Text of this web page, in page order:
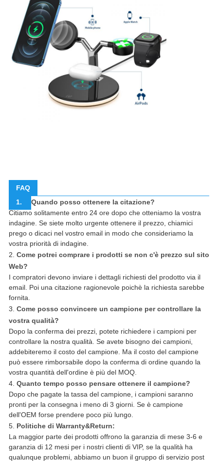
FAQ
1.
Quando posso ottenere la citazione?
Citiamo solitamente entro 24 ore dopo che otteniamo la vostra
indagine. Se siete molto urgente ottenere il prezzo, chiamici
prego o dicaci nel vostro email in modo che consideriamo la
vostra priorità di indagine.
2. Come potrei comprare i prodotti se non c'è prezzo sul sito
Web?
I compratori devono inviare i dettagli richiesti del prodotto via il
email. Poi una citazione ragionevole poichè la richiesta sarebbe
fornita.
3. Come posso convincere un campione per controllare la
vostra qualità?
Dopo la conferma dei prezzi, potete richiedere i campioni per
controllare la nostra qualità. Se avete bisogno dei campioni,
addebiteremo il costo del campione. Ma il costo del campione
può essere rimborsabile dopo la conferma di ordine quando la
vostra quantità dell'ordine è più del MOQ.
4. Quanto tempo posso pensare ottenere il campione?
Dopo che pagate la tassa del campione, i campioni saranno
pronti per la consegna i meno di 3 giorni. Se è campione
dell'OEM forse prendere poco più lungo.
5. Politiche di Warranty&Return:
La maggior parte dei prodotti offrono la garanzia di mese 3-6 e
garanzia di 12 mesi per i nostri clienti di VIP, se la qualità ha
qualunque problemi, abbiamo un buon il gruppo di servizio post